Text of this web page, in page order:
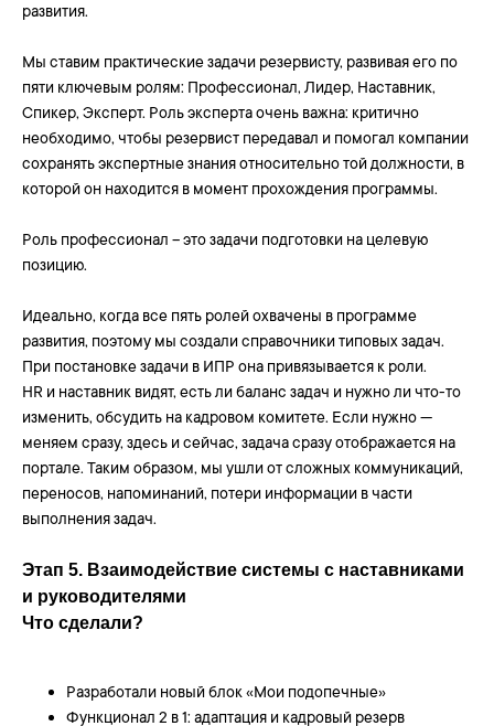
развития.
Мы ставим практические задачи резервисту, развивая его по
пяти ключевым ролям: Профессионал, Лидер, Наставник,
Спикер, Эксперт. Роль эксперта очень важна: критично
необходимо, чтобы резервист передавал и помогал компании
сохранять экспертные знания относительно той должности, в
которой он находится в момент прохождения программы.
Роль профессионал – это задачи подготовки на целевую
позицию.
Идеально, когда все пять ролей охвачены в программе
развития, поэтому мы создали справочники типовых задач.
При постановке задачи в ИПР она привязывается к роли.
HR и наставник видят, есть ли баланс задач и нужно ли что-то
изменить, обсудить на кадровом комитете. Если нужно —
меняем сразу, здесь и сейчас, задача сразу отображается на
портале. Таким образом, мы ушли от сложных коммуникаций,
переносов, напоминаний, потери информации в части
выполнения задач.
Этап 5. Взаимодействие системы с наставниками
и руководителями
Что сделали?
Разработали новый блок «Мои подопечные»
Функционал 2 в 1: адаптация и кадровый резерв
Telegram
узнавать о вебинарах, полезных
материалах и обновлениях платформы!
Присоединяйтесь к нам